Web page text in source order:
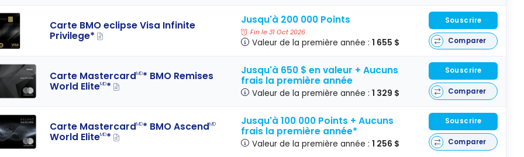
Carte BMO eclipse Visa Infinite
Privilege*
Jusqu'à 200 000 Points
Fin le 31 Oct 2026
Valeur de la première année :1 655 $
Souscrire
Comparer
Carte MastercardMD* BMO Remises
World EliteMD*
Jusqu'à 650 $ en valeur + Aucuns
frais la première année
Valeur de la première année :1 329 $
Souscrire
Comparer
Carte MastercardMD* BMO AscendMD
World EliteMD*
Jusqu'à 100 000 Points + Aucuns
frais la première année*
Valeur de la première année :1 256 $
Souscrire
Comparer